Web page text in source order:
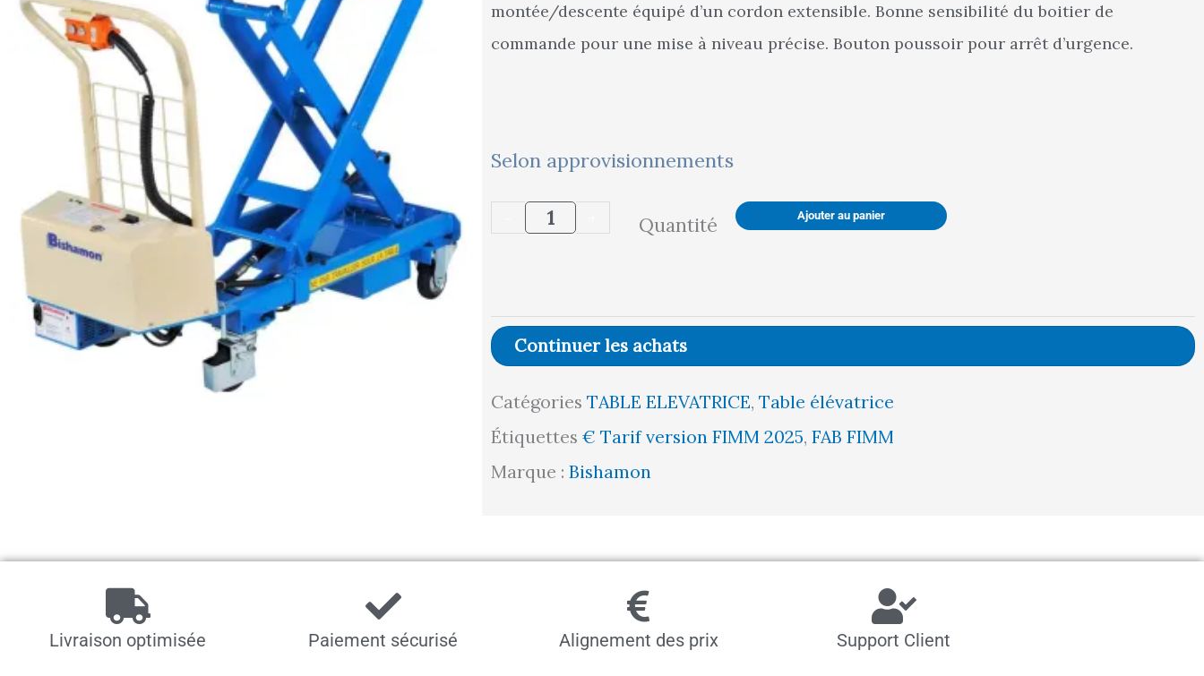
2999,00 €.
montée/descente équipé d’un cordon extensible. Bonne sensibilité du boitier de
commande pour une mise à niveau précise. Bouton poussoir pour arrêt d’urgence.
Selon approvisionnements
quantité
de
Table
Bishamon®
double
ciseaux,
150
kg
Quantité Ajouter au panier
Continuer les achats
Catégories TABLE ELEVATRICE, Table élévatrice
Étiquettes € Tarif version FIMM 2025, FAB FIMM
Marque : Bishamon
Livraison optimisée Paiement sécurisé Alignement des prix Support Client